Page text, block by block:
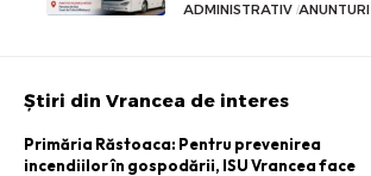
ADMINISTRATIV ANUNTURI
Știri din Vrancea de interes
Primăria Răstoaca: Pentru prevenirea
incendiilor în gospodării, ISU Vrancea face